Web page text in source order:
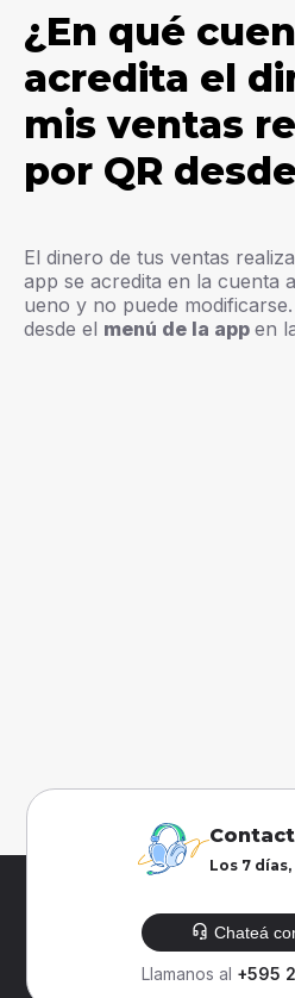
¿En qué
acredita el
mis ventas
por QR
El dinero de tus ventas
app se acredita en la cuenta
ueno y no puede
desde el menú de la app en
Los 7
Chateá
Llamanos al +595